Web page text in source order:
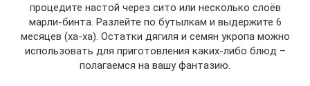
процедите настой через сито или несколько слоёв
марли-бинта. Разлейте по бутылкам и выдержите 6
месяцев (ха-ха). Остатки дягиля и семян укропа можно
использовать для приготовления каких-либо блюд –
полагаемся на вашу фантазию.